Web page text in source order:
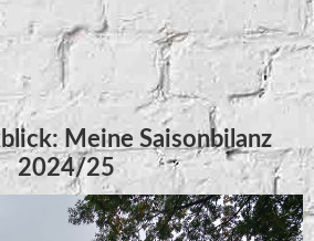
Meine Saisonbilanz
2024/25